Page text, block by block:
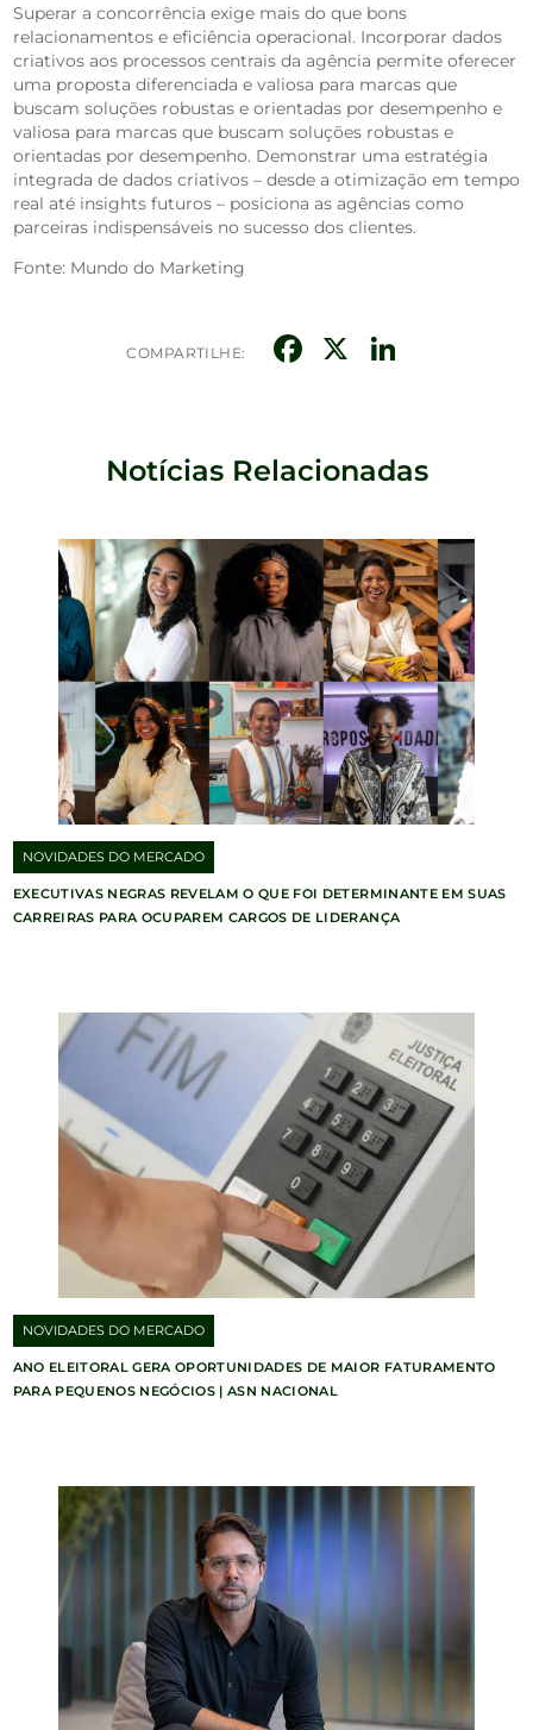
Superar a concorrência exige mais do que bons
relacionamentos e eficiência operacional. Incorporar dados
criativos aos processos centrais da agência permite oferecer
uma proposta diferenciada e valiosa para marcas que
buscam soluções robustas e orientadas por desempenho e
valiosa para marcas que buscam soluções robustas e
orientadas por desempenho. Demonstrar uma estratégia
integrada de dados criativos – desde a otimização em tempo
real até insights futuros – posiciona as agências como
parceiras indispensáveis no sucesso dos clientes.
Fonte: Mundo do Marketing
COMPARTILHE: Facebook
X
Notícias Relacionadas
NOVIDADES DO MERCADO
EXECUTIVAS NEGRAS REVELAM O QUE FOI DETERMINANTE EM SUAS
CARREIRAS PARA OCUPAREM CARGOS DE LIDERANÇA
NOVIDADES DO MERCADO
ANO ELEITORAL GERA OPORTUNIDADES DE MAIOR FATURAMENTO
PARA PEQUENOS NEGÓCIOS | ASN NACIONAL